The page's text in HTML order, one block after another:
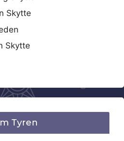
Skytte
Skytte
Tyren